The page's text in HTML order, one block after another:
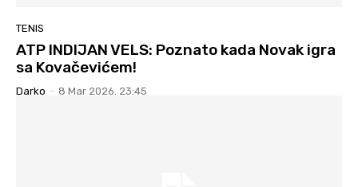
TENIS
ATP INDIJAN VELS: Poznato kada Novak igra
sa Kovačevićem!
Darko - 8 Mar 2026. 23:45